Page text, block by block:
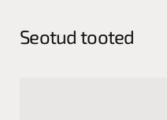
Seotud tooted